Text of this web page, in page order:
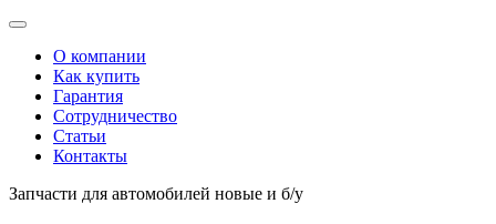
О компании
Как купить
Гарантия
Сотрудничество
Статьи
Контакты
Запчасти для автомобилей новые и б/у